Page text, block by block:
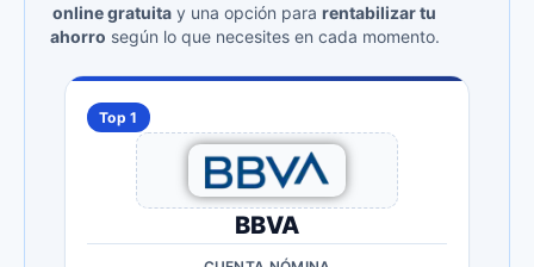
online gratuita y una opción para rentabilizar tu
ahorro según lo que necesites en cada momento.
Top 1
BBVA